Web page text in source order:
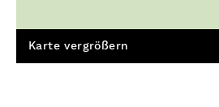
Karte vergrößern